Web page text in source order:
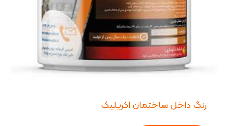
رنگ داخل ساختمان اکریلیک